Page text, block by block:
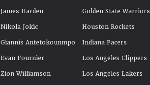
James Harden
Nikola Jokic
Giannis Antetokounmpo
Evan Fournier
Zion Williamson
Golden State Warriors
Houston Rockets
Indiana Pacers
Los Angeles Clippers
Los Angeles Lakers